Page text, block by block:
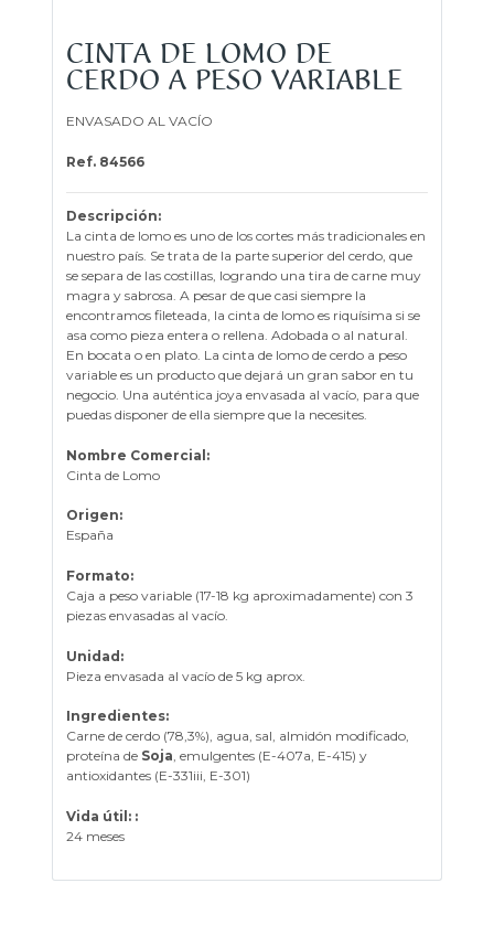
CINTA DE LOMO DE
CERDO A PESO VARIABLE
ENVASADO AL VACÍO
Ref. 84566
Descripción:
La cinta de lomo es uno de los cortes más tradicionales en
nuestro país. Se trata de la parte superior del cerdo, que
se separa de las costillas, logrando una tira de carne muy
magra y sabrosa. A pesar de que casi siempre la
encontramos fileteada, la cinta de lomo es riquísima si se
asa como pieza entera o rellena. Adobada o al natural.
En bocata o en plato. La cinta de lomo de cerdo a peso
variable es un producto que dejará un gran sabor en tu
negocio. Una auténtica joya envasada al vacío, para que
puedas disponer de ella siempre que la necesites.
Nombre Comercial:
Cinta de Lomo
Origen:
España
Formato:
Caja a peso variable (17-18 kg aproximadamente) con 3
piezas envasadas al vacío.
Unidad:
Pieza envasada al vacío de 5 kg aprox.
Ingredientes:
Carne de cerdo (78,3%), agua, sal, almidón modificado,
proteína de Soja, emulgentes (E-407a, E-415) y
antioxidantes (E-331iii, E-301)
Vida útil: :
24 meses